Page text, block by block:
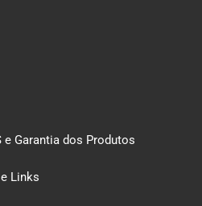
e Garantia dos Produtos
Links